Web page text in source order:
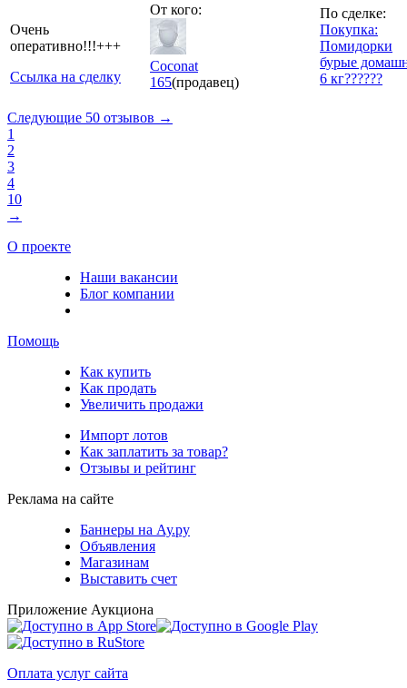
Очень
оперативно!!!+++
Ссылка на сделку
От кого:
Coconat
165(продавец)
По сделке:
Покупка:
Помидорки
бурые
6 кг??????
Следующие 50 отзывов →
1
2
3
4
10
→
О проекте
Наши вакансии
Блог компании
Помощь
Как купить
Как продать
Увеличить продажи
Импорт лотов
Как заплатить за товар?
Отзывы и рейтинг
Реклама на сайте
Баннеры на Ау.ру
Объявления
Магазинам
Выставить счет
Приложение Аукциона
Оплата услуг сайта